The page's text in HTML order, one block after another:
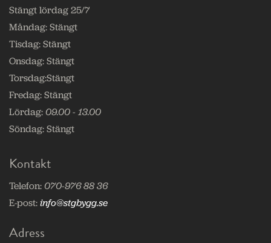
Stängt lördag 25/7
Måndag:Stängt
Tisdag:Stängt
Onsdag:Stängt
Torsdag:Stängt
Fredag:Stängt
Lördag: 09.00 - 13.00
Söndag:Stängt
Kontakt
Telefon: 070-976 88 36
E-post:info@stgbygg.se
Adress